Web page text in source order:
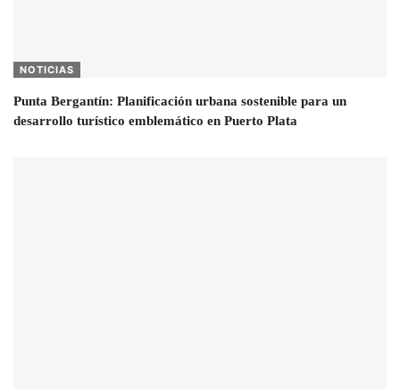
NOTICIAS
Punta Bergantín: Planificación urbana sostenible para un
desarrollo turístico emblemático en Puerto Plata